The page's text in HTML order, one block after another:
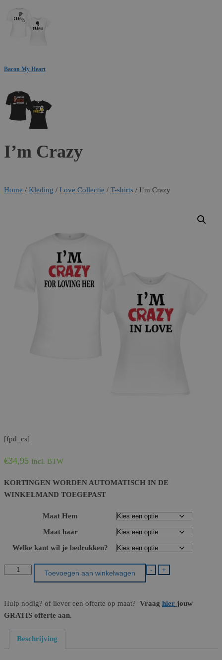
Bacon My Heart
I’m Crazy
Home / Kleding / Love Collectie / T-shirts / I’m Crazy
[fpd_cs]
€34,95 Incl. BTW
KORTINGEN WORDEN AUTOMATISCH IN DE
WINKELMAND TOEGEPAST
Maat Hem
Maat haar
Welke kant wil je bedrukken?
- +
Toevoegen aan winkelwagen
Hulp nodig? of liever een offerte op maat? Vraag hier jouw
GRATIS offerte aan.
Beschrijving